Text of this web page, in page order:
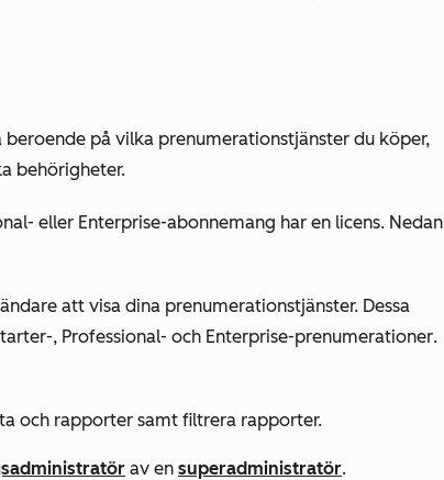
på vilka prenumerationstjänster du köper,
behörigheter.
eller Enterprise-abonnemang har en licens. Nedan
att visa dina prenumerationstjänster. Dessa
, Professional- och Enterprise-prenumerationer.
och rapporter samt filtrera rapporter.
av en superadministratör.